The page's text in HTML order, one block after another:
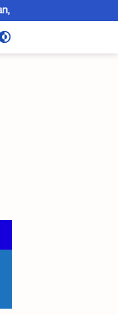
Lapas Dibangun 2027